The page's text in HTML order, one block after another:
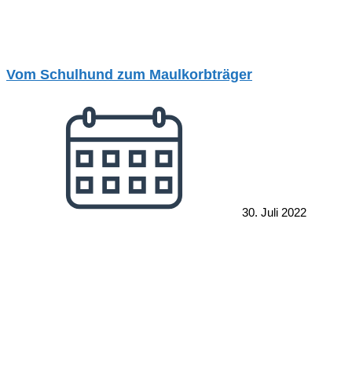
Vom Schulhund zum Maulkorbträger
30. Juli 2022